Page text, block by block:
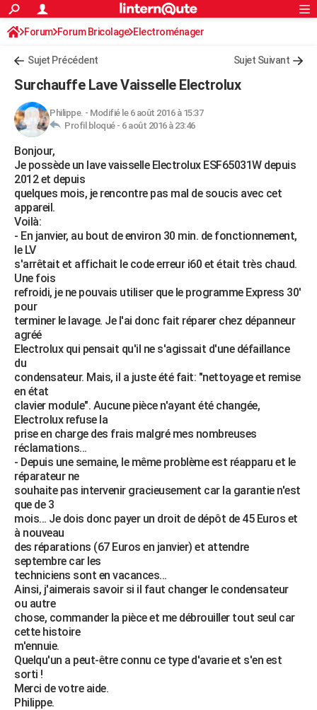
ACTUALITÉS
Politique
Société
Faits Divers
Education
Monde
Villes
+
FINANCE
Retraite
Impôts
Epargne
Immobilier
Risques naturels par ville
Banque
Assurance
Crédit
AUTO
Essais
Réserver un essai
Citadines
Berlines
SUV
Forum auto
+HIGH-TECH
Mobiles
Meilleur smartphone
Internet
Ordinateurs
Jeux vidéo
Guide high-tech
+BRICOLAGE
Forum
Aménagement intérieur
Extérieur
Cuisine
Salle de bains
Jardinage
Rangement
WEEK-END
Guides de France
Escapades
Patrimoine
Expositions
Musées
Week-end nature
+LIFESTYLE
Art de vivre
Bien-être
Loisirs
ModeModes de vie
SANTE
Alimentation
Guide de la santé
Maladies
Médicaments
Sommeil
VOYAGE
Destinations
City break
Voyage nature
Voyage de noces
Forum
Climat
+PHOTO
GUIDES D'ACHAT
BONS PLANS
CARTE DE VOEUX
Carte de Noël
Carte Bonne année
Carte Saint-Valentin
Carte Pâques
Carte d'anniversaire
DICTIONNAIRE
Dictionnaire
Biographies
Citations
Expressions
Proverbes
PROGRAMME TV
COPAINS D'AVANT
S'inscrire
Se connecter
Lycées
Collèges
Primaires
Universités
Entreprises
Service militaire
Avis de recherche
AVIS DE DÉCÈS
FORUM
Bricolage
Lifestyle
Culture
Sport
Auto
Television
Voyage
Cinema
S'inscrire
Connexion
Forum Forum Bricolage Electroménager
Sujet Précédent Sujet Suivant
Surchauffe Lave Vaisselle Electrolux
Philippe. - Modifié le 6 août 2016 à 15:37
Profil bloqué - 6 août 2016 à 23:46
Bonjour,
Je possède un lave vaisselle Electrolux ESF65031W depuis
2012 et depuis
quelques mois, je rencontre pas mal de soucis avec cet
appareil.
Voilà:
- En janvier, au bout de environ 30 min. de fonctionnement,
le LV
s'arrêtait et affichait le code erreur i60 et était très chaud.
Une fois
refroidi, je ne pouvais utiliser que le programme Express 30'
pour
terminer le lavage. Je l'ai donc fait réparer chez dépanneur
agréé
Electrolux qui pensait qu'il ne s'agissait d'une défaillance
du
condensateur. Mais, il a juste été fait: "nettoyage et remise
en état
clavier module". Aucune pièce n'ayant été changée,
Electrolux refuse la
prise en charge des frais malgré mes nombreuses
réclamations...
- Depuis une semaine, le même problème est réapparu et le
réparateur ne
souhaite pas intervenir gracieusement car la garantie n'est
que de 3
mois... Je dois donc payer un droit de dépôt de 45 Euros et
à nouveau
des réparations (67 Euros en janvier) et attendre
septembre car les
techniciens sont en vacances...
Ainsi, j'aimerais savoir si il faut changer le condensateur
ou autre
chose, commander la pièce et me débrouiller tout seul car
cette histoire
m'ennuie.
Quelqu'un a peut-être connu ce type d'avarie et s'en est
sorti !
Merci de votre aide.
Philippe.